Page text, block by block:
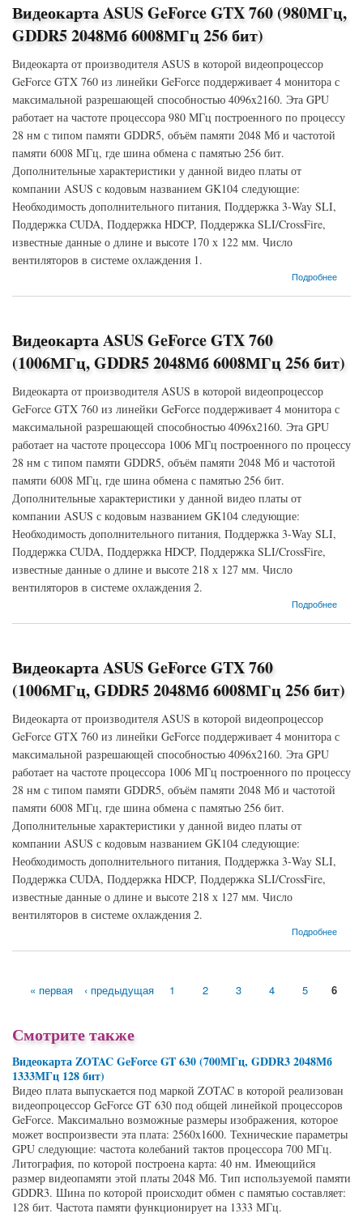
Видеокарта ASUS GeForce GTX 760 (980МГц,
GDDR5 2048Мб 6008МГц 256 бит)
Видеокарта от производителя ASUS в которой видеопроцессор
GeForce GTX 760 из линейки GeForce поддерживает 4 монитора с
максимальной разрешающей способностью 4096x2160. Эта GPU
работает на частоте процессора 980 МГц построенного по процессу
28 нм с типом памяти GDDR5, объём памяти 2048 Мб и частотой
памяти 6008 МГц, где шина обмена с памятью 256 бит.
Дополнительные характеристики у данной видео платы от
компании ASUS с кодовым названием GK104 следующие:
Необходимость дополнительного питания, Поддержка 3-Way SLI,
Поддержка CUDA, Поддержка HDCP, Поддержка SLI/CrossFire,
известные данные о длине и высоте 170 х 122 мм. Число
вентиляторов в системе охлаждения 1.
Подробнее
о Видеокарта ASUS GeForce GTX 760 (980МГц, GDDR5 2048Мб 6008МГц 256 бит)
Видеокарта ASUS GeForce GTX 760
(1006МГц, GDDR5 2048Мб 6008МГц 256 бит)
Видеокарта от производителя ASUS в которой видеопроцессор
GeForce GTX 760 из линейки GeForce поддерживает 4 монитора с
максимальной разрешающей способностью 4096x2160. Эта GPU
работает на частоте процессора 1006 МГц построенного по процессу
28 нм с типом памяти GDDR5, объём памяти 2048 Мб и частотой
памяти 6008 МГц, где шина обмена с памятью 256 бит.
Дополнительные характеристики у данной видео платы от
компании ASUS с кодовым названием GK104 следующие:
Необходимость дополнительного питания, Поддержка 3-Way SLI,
Поддержка CUDA, Поддержка HDCP, Поддержка SLI/CrossFire,
известные данные о длине и высоте 218 х 127 мм. Число
вентиляторов в системе охлаждения 2.
Подробнее
о Видеокарта ASUS GeForce GTX 760 (1006МГц, GDDR5 2048Мб 6008МГц 256 бит)
Видеокарта ASUS GeForce GTX 760
(1006МГц, GDDR5 2048Мб 6008МГц 256 бит)
Видеокарта от производителя ASUS в которой видеопроцессор
GeForce GTX 760 из линейки GeForce поддерживает 4 монитора с
максимальной разрешающей способностью 4096x2160. Эта GPU
работает на частоте процессора 1006 МГц построенного по процессу
28 нм с типом памяти GDDR5, объём памяти 2048 Мб и частотой
памяти 6008 МГц, где шина обмена с памятью 256 бит.
Дополнительные характеристики у данной видео платы от
компании ASUS с кодовым названием GK104 следующие:
Необходимость дополнительного питания, Поддержка 3-Way SLI,
Поддержка CUDA, Поддержка HDCP, Поддержка SLI/CrossFire,
известные данные о длине и высоте 218 х 127 мм. Число
вентиляторов в системе охлаждения 2.
Подробнее
о Видеокарта ASUS GeForce GTX 760 (1006МГц, GDDR5 2048Мб 6008МГц 256 бит)
Страницы
« первая ‹ предыдущая 1 2 3 4 5 6
Смотрите также
Видеокарта ZOTAC GeForce GT 630 (700МГц, GDDR3 2048Мб
1333МГц 128 бит)
Видео плата выпускается под маркой ZOTAC в которой реализован
видеопроцессор GeForce GT 630 под общей линейкой процессоров
GeForce. Максимально возможные размеры изображения, которое
может воспроизвести эта плата: 2560x1600. Технические параметры
GPU следующие: частота колебаний тактов процессора 700 МГц.
Литография, по которой построена карта: 40 нм. Имеющийся
размер видеопамяти этой платы 2048 Мб. Тип используемой памяти
GDDR3. Шина по которой происходит обмен с памятью составляет:
128 бит. Частота памяти функционирует на 1333 МГц.